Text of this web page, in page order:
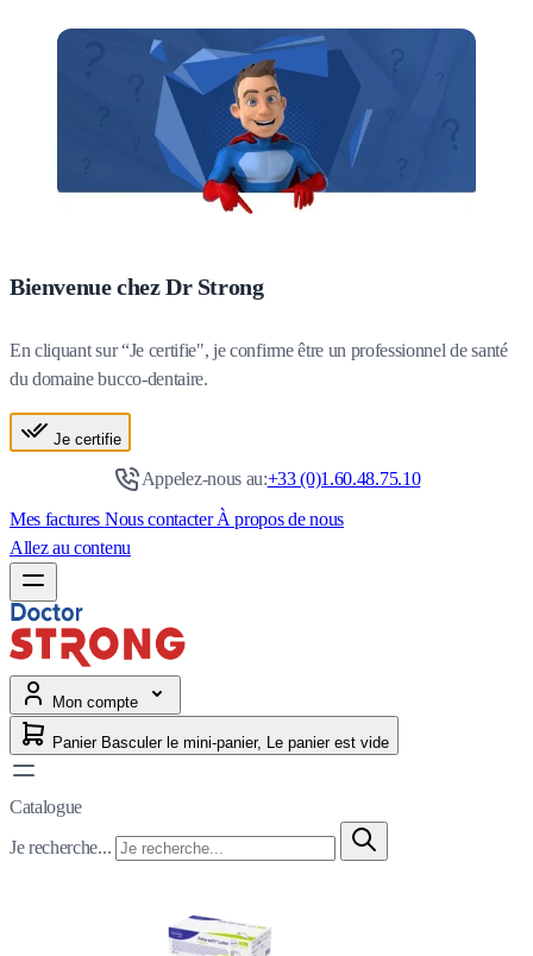
Bienvenue chez Dr Strong
En cliquant sur “Je certifie", je confirme être un professionnel de santé
du domaine bucco-dentaire.
Je certifie
Appelez-nous au:+33 (0)1.60.48.75.10
Mes factures Nous contacterÀ propos de nous
Allez au contenu
Mon compte
Panier Basculer le mini-panier, Le panier est vide
Catalogue
Je recherche...